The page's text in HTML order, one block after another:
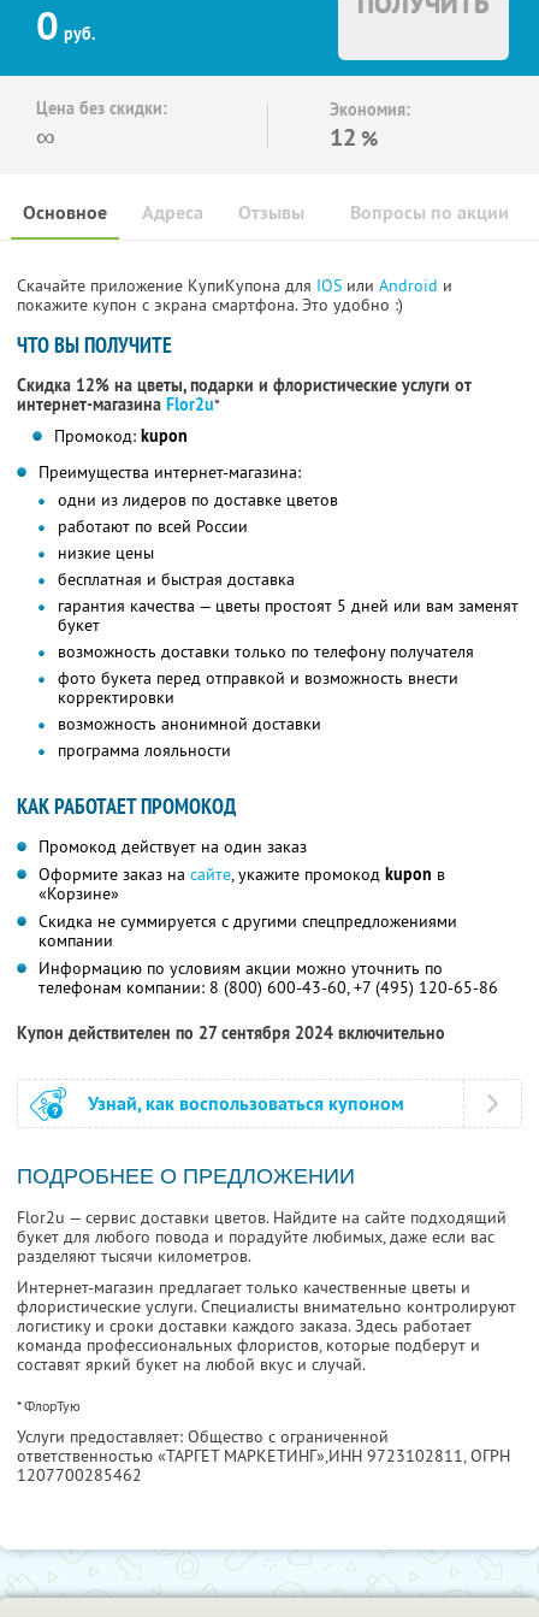
0 руб.
Цена без скидки:
∞
Экономия:
12 %
Основное Отзывы Вопросы по акции
Адреса
Скачайте приложение КупиКупона для IOS или Android и
покажите купон с экрана смартфона. Это удобно :)
ЧТО ВЫ ПОЛУЧИТЕ
Скидка 12% на цветы, подарки и флористические услуги от
интернет-магазина Flor2u*
Промокод: kupon
Преимущества интернет-магазина:
одни из лидеров по доставке цветов
работают по всей России
низкие цены
бесплатная и быстрая доставка
гарантия качества — цветы простоят 5 дней или вам заменят
букет
возможность доставки только по телефону получателя
фото букета перед отправкой и возможность внести
корректировки
возможность анонимной доставки
программа лояльности
КАК РАБОТАЕТ ПРОМОКОД
Промокод действует на один заказ
Оформите заказ на сайте, укажите промокод kupon в
«Корзине»
Скидка не суммируется с другими спецпредложениями
компании
Информацию по условиям акции можно уточнить по
телефонам компании: 8 (800) 600-43-60, +7 (495) 120-65-86
Купон действителен по 27 сентября 2024 включительно
Узнай, как воспользоваться купоном
ПОДРОБНЕЕ О ПРЕДЛОЖЕНИИ
Flor2u — сервис доставки цветов. Найдите на сайте подходящий
букет для любого повода и порадуйте любимых, даже если вас
разделяют тысячи километров.
Интернет-магазин предлагает только качественные цветы и
флористические услуги. Специалисты внимательно контролируют
логистику и сроки доставки каждого заказа. Здесь работает
команда профессиональных флористов, которые подберут и
составят яркий букет на любой вкус и случай.
* ФлорТую
Услуги предоставляет: Общество с ограниченной
ответственностью «ТАРГЕТ МАРКЕТИНГ»,ИНН 9723102811, ОГРН
1207700285462